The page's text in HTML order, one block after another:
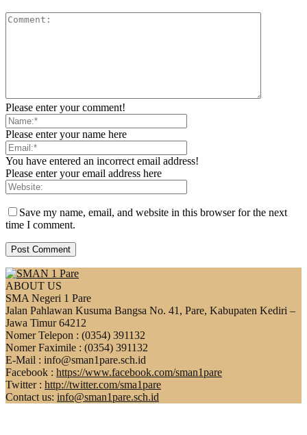
Please enter your comment!
Please enter your name here
You have entered an incorrect email address!
Please enter your email address here
Save my name, email, and website in this browser for the next
time I comment.
ABOUT US
SMA Negeri 1 Pare
Jalan Pahlawan Kusuma Bangsa No. 41, Pare, Kabupaten Kediri –
Jawa Timur 64212
Nomer Telepon : (0354) 391132
Nomer Faximile : (0354) 391132
E-Mail : info@sman1pare.sch.id
Facebook : https://www.facebook.com/sman1pare
Twitter : http://twitter.com/sma1pare
Contact us: info@sman1pare.sch.id